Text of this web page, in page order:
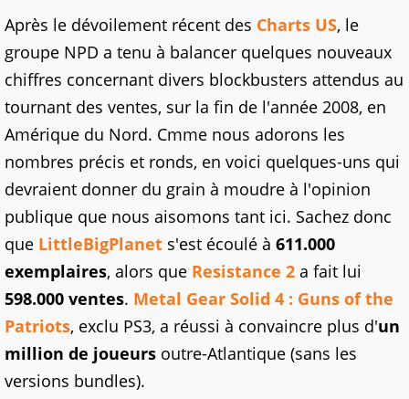
Après le dévoilement récent des Charts US, le
groupe NPD a tenu à balancer quelques nouveaux
chiffres concernant divers blockbusters attendus au
tournant des ventes, sur la fin de l'année 2008, en
Amérique du Nord. Cmme nous adorons les
nombres précis et ronds, en voici quelques-uns qui
devraient donner du grain à moudre à l'opinion
publique que nous aisomons tant ici. Sachez donc
que LittleBigPlanet s'est écoulé à 611.000
exemplaires, alors que Resistance 2 a fait lui
598.000 ventes. Metal Gear Solid 4 : Guns of the
Patriots, exclu PS3, a réussi à convaincre plus d'un
million de joueurs outre-Atlantique (sans les
versions bundles).